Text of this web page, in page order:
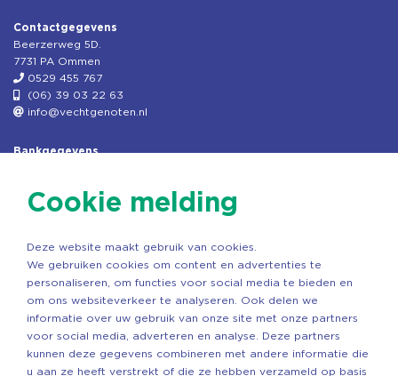
Contactgegevens
Beerzerweg 5D.
7731 PA Ommen
0529 455 767
(06) 39 03 22 63
info@vechtgenoten.nl
Bankgegevens
Rek.nr: NL85RABO0127579230
Copyright ©2026 Vechtgenoten
Cookie melding
Deze website maakt gebruik van cookies.
We gebruiken cookies om content en advertenties te
personaliseren, om functies voor social media te bieden en
om ons websiteverkeer te analyseren. Ook delen we
informatie over uw gebruik van onze site met onze partners
voor social media, adverteren en analyse. Deze partners
kunnen deze gegevens combineren met andere informatie die
u aan ze heeft verstrekt of die ze hebben verzameld op basis